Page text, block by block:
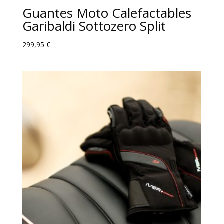
Guantes Moto Calefactables
Garibaldi Sottozero Split
299,95 €